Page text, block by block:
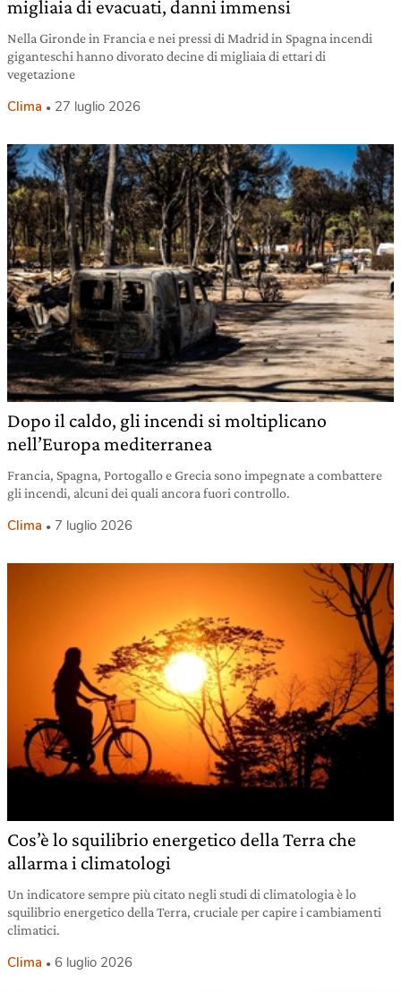
migliaia di evacuati, danni immensi
Nella Gironde in Francia e nei pressi di Madrid in Spagna incendi
giganteschi hanno divorato decine di migliaia di ettari di
vegetazione
Clima 27 luglio 2026
Dopo il caldo, gli incendi si moltiplicano
nell’Europa mediterranea
Francia, Spagna, Portogallo e Grecia sono impegnate a combattere
gli incendi, alcuni dei quali ancora fuori controllo.
Clima 7 luglio 2026
Cos’è lo squilibrio energetico della Terra che
allarma i climatologi
Un indicatore sempre più citato negli studi di climatologia è lo
squilibrio energetico della Terra, cruciale per capire i cambiamenti
climatici.
Clima 6 luglio 2026